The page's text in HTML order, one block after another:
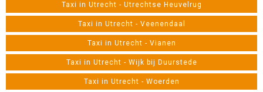
Taxi in Utrecht - Utrechtse Heuvelrug
Taxi in Utrecht - Veenendaal
Taxi in Utrecht - Vianen
Taxi in Utrecht - Wijk bij Duurstede
Taxi in Utrecht - Woerden